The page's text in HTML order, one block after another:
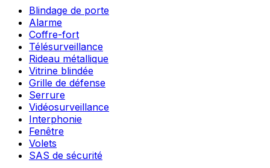
Blindage de porte
Alarme
Coffre-fort
Télésurveillance
Rideau métallique
Vitrine blindée
Grille de défense
Serrure
Vidéosurveillance
Interphonie
Fenêtre
Volets
SAS de sécurité